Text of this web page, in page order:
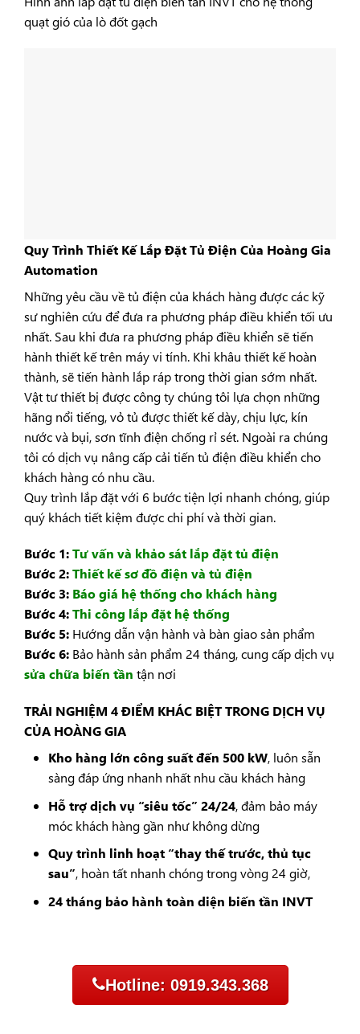
quạt gió của lò đốt gạch
Quy Trình Thiết Kế Lắp Đặt Tủ Điện Của Hoàng Gia
Automation
Những yêu cầu về tủ điện của khách hàng được các kỹ
sư nghiên cứu để đưa ra phương pháp điều khiển tối ưu
nhất. Sau khi đưa ra phương pháp điều khiển sẽ tiến
hành thiết kế trên máy vi tính. Khi khâu thiết kế hoàn
thành, sẽ tiến hành lắp ráp trong thời gian sớm nhất.
Vật tư thiết bị được công ty chúng tôi lựa chọn những
hãng nổi tiếng, vỏ tủ được thiết kế dày, chịu lực, kín
nước và bụi, sơn tĩnh điện chống rỉ sét. Ngoài ra chúng
tôi có dịch vụ nâng cấp cải tiến tủ điện điều khiển cho
khách hàng có nhu cầu.
Quy trình lắp đặt với 6 bước tiện lợi nhanh chóng, giúp
quý khách tiết kiệm được chi phí và thời gian.
Bước 1:Tư vấn và khảo sát lắp đặt tủ điện
Bước 2:Thiết kế sơ đồ điện và tủ điện
Bước 3: Báo giá hệ thống cho khách hàng
Bước 4:Thi công lắp đặt hệ thống
Bước 5: Hướng dẫn vận hành và bàn giao sản phẩm
Bước 6: Bảo hành sản phẩm 24 tháng, cung cấp dịch vụ
sửa chữa biến tần tận nơi
TRẢI NGHIỆM 4 ĐIỂM KHÁC BIỆT TRONG DỊCH VỤ
CỦA HOÀNG GIA
Kho hàng lớn công suất đến 500 kW, luôn sẵn
sàng đáp ứng nhanh nhất nhu cầu khách hàng
Hỗ trợ dịch vụ “siêu tốc” 24/24, đảm bảo máy
móc khách hàng gần như không dừng
Quy trình linh hoạt “thay thế trước, thủ tục
sau”, hoàn tất nhanh chóng trong vòng 24 giờ,
24 tháng bảo hành toàn diện biến tần INVT
Hotline: 0919.343.368